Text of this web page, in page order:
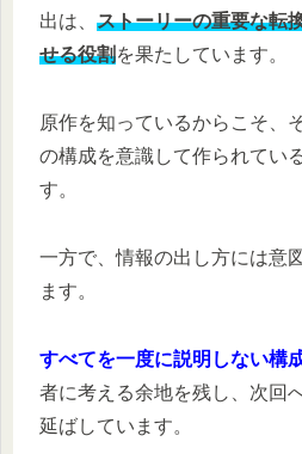
出は、 ストーリーの重要な転
せる役割を果たしています。
原作を知っているからこそ、
の構成を意識して作られてい
す。
一方で、情報の出し方には意
ます。
すべてを一度に説明しない構
者に考える余地を残し、次回
延ばしています。